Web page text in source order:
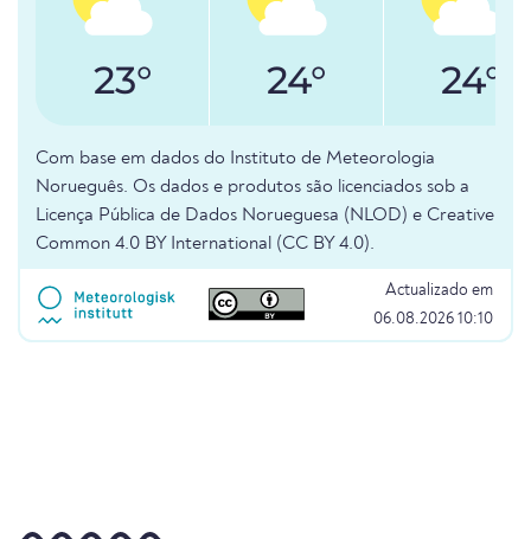
23° 24° 24°
Com base em dados do Instituto de Meteorologia
Norueguês. Os dados e produtos são licenciados sob a
Licença Pública de Dados Norueguesa (NLOD) e Creative
Common 4.0 BY International (CC BY 4.0).
Actualizado em
06.08.2026 10:10